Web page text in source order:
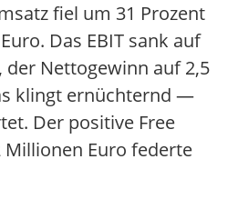
fiel um 31 Prozent
Das EBIT sank auf
der Nettogewinn auf 2,5
klingt ernüchternd —
Der positive Free
Millionen Euro federte